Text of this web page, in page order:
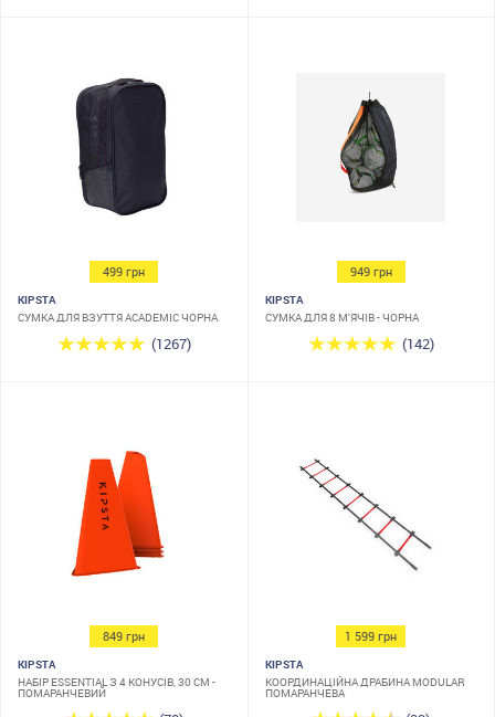
499 грн
KIPSTA
СУМКА ДЛЯ ВЗУТТЯ ACADEMIC ЧОРНА
(1267)
949 грн
KIPSTA
СУМКА ДЛЯ 8 М'ЯЧІВ - ЧОРНА
(142)
849 грн
KIPSTA
НАБІР ESSENTIAL З 4 КОНУСІВ, 30 СМ -
ПОМАРАНЧЕВИЙ
1 599 грн
KIPSTA
КООРДИНАЦІЙНА ДРАБИНА MODULAR
ПОМАРАНЧЕВА